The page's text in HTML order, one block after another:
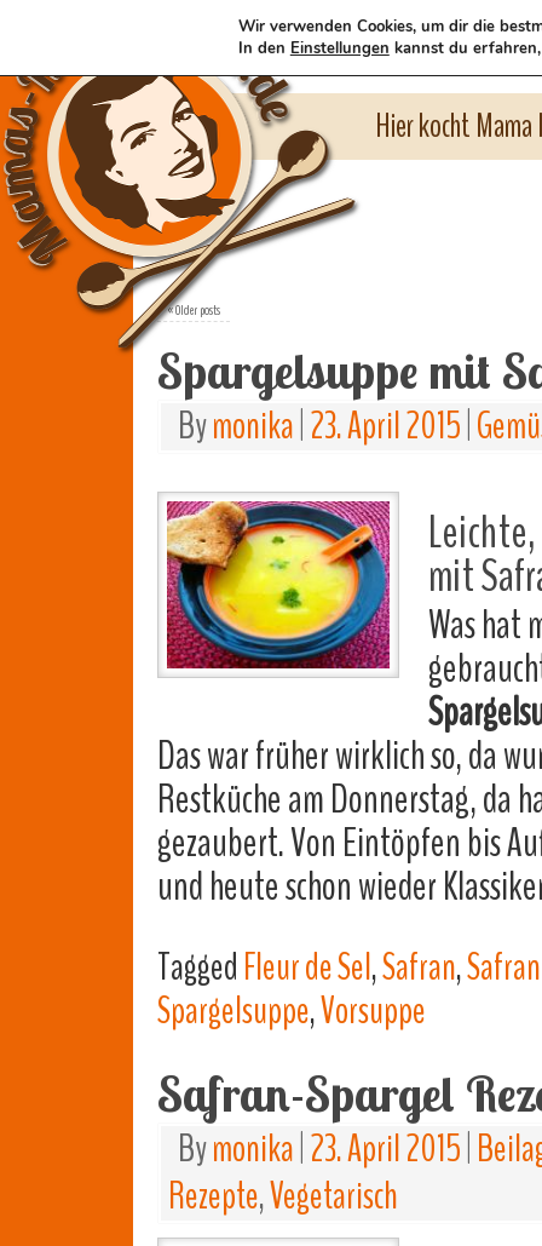
Hier kocht
«Older posts
Spargelsuppe mit
Bymonika 23. April 2015
mit
Was hat
Das war früher wirklich so, da
Restküche am Donnerstag, da
gezaubert. Von Eintöpfen bis
und heute schon wieder
TaggedFleur de Sel,Safran,
Spargelsuppe,Vorsuppe
Safran-Spargel
Bymonika 23. April 2015
Rezepte,Vegetarisch
Wir verwenden Cookies, um dir die
In den Einstellungen kannst du